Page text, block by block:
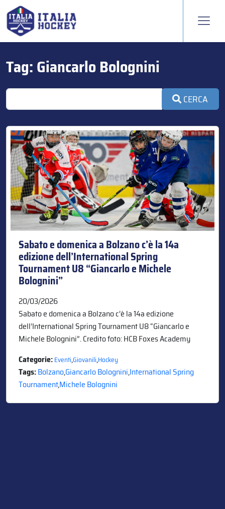
Tag:Giancarlo Bolognini
CERCA
Sabato e domenica a Bolzano c’è la 14a
edizione dell’International Spring
Tournament U8 “Giancarlo e Michele
Bolognini”
20/03/2026
Sabato e domenica a Bolzano c’è la 14a edizione
dell’International Spring Tournament U8 “Giancarlo e
Michele Bolognini”. Credito foto: HCB Foxes Academy
Categorie:Eventi,Giovanili,Hockey
Tags:Bolzano,Giancarlo Bolognini,International Spring
Tournament,Michele Bolognini